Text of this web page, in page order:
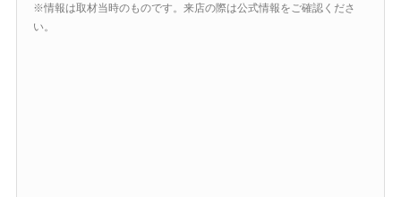
※情報は取材当時のものです。来店の際は公式情報をご確認くださ
い。